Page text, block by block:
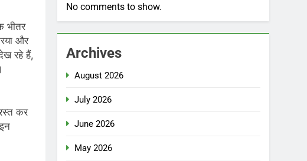
भीतर
और
रहे हैं,
कर
No comments to show.
Archives
August 2026
July 2026
June 2026
May 2026